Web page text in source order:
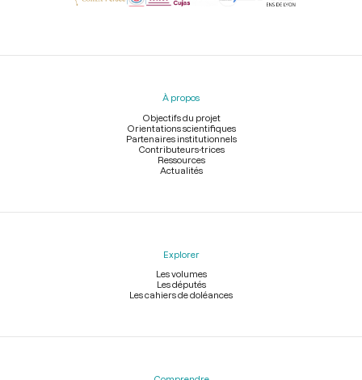
Menu
À propos
Objectifs du projet
Orientations scientifiques
Partenaires institutionnels
Contributeurs-trices
Ressources
Actualités
Explorer
Les volumes
Les députés
Les cahiers de doléances